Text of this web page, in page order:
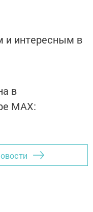
интересным в
в
MАХ: